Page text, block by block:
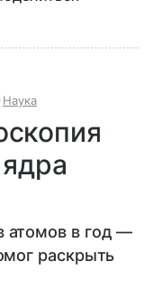
Наука
атомов в год —
раскрыть